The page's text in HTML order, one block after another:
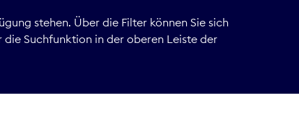
Print
stehen. Über die Filter können Sie sich
Suchfunktion in der oberen Leiste der